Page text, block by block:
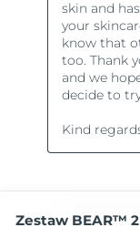
Zestaw BEAR™ 2